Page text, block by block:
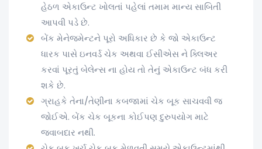
હેઠળ એકાઉન્ટ ખોલતાં પહેલાં તમામ માન્ય સાબિતી
આપવી પડે છે.
બેંક મેનેજમેન્ટને પૂરો અધિકાર છે કે જો એકાઉન્ટ
ધારક પાસે ઇનવર્ડ ચેક અથવા ઈસીએસ ને ક્લિઅર
કરવાં પૂરતું બેલેન્સ ના હોય તો તેનું એકાઉન્ટ બંધ કરી
શકે છે.
ગ્રાહકે તેના/તેણીના કબજામાં ચેક બૂક સાચવવી જ
જોઈએ. બેંક ચેક બૂકના કોઈપણ દુરુપયોગ માટે
જવાબદાર નથી.